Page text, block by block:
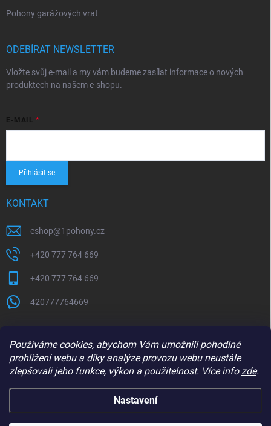
Používáme cookies, abychom Vám umožnili pohodlné
prohlížení webu a díky analýze provozu webu neustále
zlepšovali jeho funkce, výkon a použitelnost. Více infozde.
Nastavení
Pohony garážových vrat
ODEBÍRAT NEWSLETTER
Vložte svůj e-mail a my vám budeme zasílat informace o nových
produktech na našem e-shopu.
E-MAIL
Přihlásit se
KONTAKT
eshop@1pohony.cz
+420 777 764 669
+420 777 764 669
420777764669